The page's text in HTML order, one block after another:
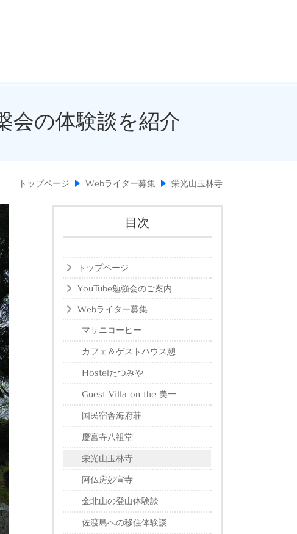
会の体験談を紹介
トップページ Webライター募集 栄光山玉林寺
目次
トップページ
YouTube勉強会のご案内
Webライター募集
マサニコーヒー
カフェ＆ゲストハウス憩
Hostelたつみや
Guest Villa on the 美一
国民宿舎海府荘
慶宮寺八祖堂
栄光山玉林寺
阿仏房妙宣寺
金北山の登山体験談
佐渡島への移住体験談